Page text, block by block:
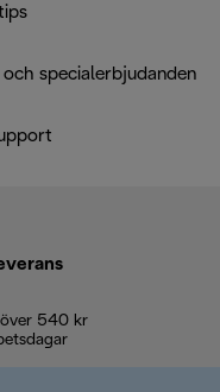
specialerbjudanden
över 540 kr